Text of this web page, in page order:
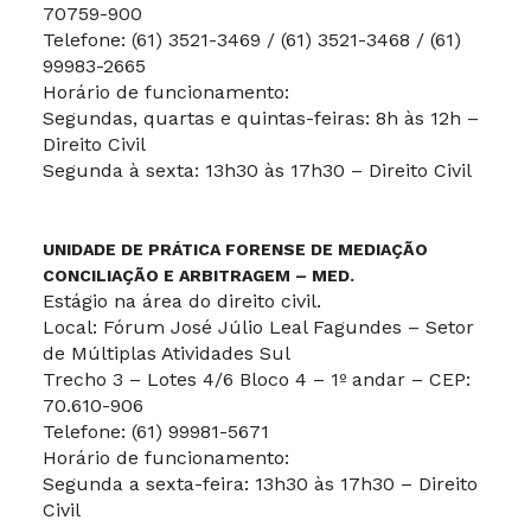
70759-900
Telefone: (61) 3521-3469 / (61) 3521-3468 / (61)
99983-2665
Horário de funcionamento:
Segundas, quartas e quintas-feiras: 8h às 12h –
Direito Civil
Segunda à sexta: 13h30 às 17h30 – Direito Civil
UNIDADE DE PRÁTICA FORENSE DE MEDIAÇÃO
CONCILIAÇÃO E ARBITRAGEM – MED.
Estágio na área do direito civil.
Local: Fórum José Júlio Leal Fagundes – Setor
de Múltiplas Atividades Sul
Trecho 3 – Lotes 4/6 Bloco 4 – 1º andar – CEP:
70.610-906
Telefone: (61) 99981-5671
Horário de funcionamento:
Segunda a sexta-feira: 13h30 às 17h30 – Direito
Civil